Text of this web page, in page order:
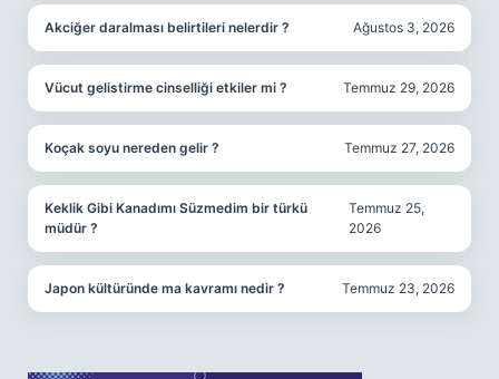
Akciğer daralması belirtileri nelerdir ? Ağustos 3, 2026
Vücut gelistirme cinselliği etkiler mi ? Temmuz 29, 2026
Koçak soyu nereden gelir ? Temmuz 27, 2026
Keklik Gibi Kanadımı Süzmedim bir türkü
müdür ?
Temmuz 25,
2026
Japon kültüründe ma kavramı nedir ? Temmuz 23, 2026